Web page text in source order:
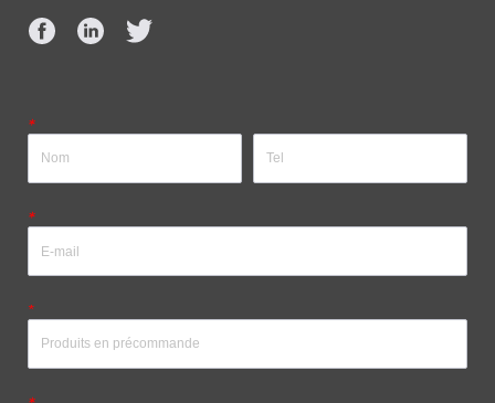
*
*
*